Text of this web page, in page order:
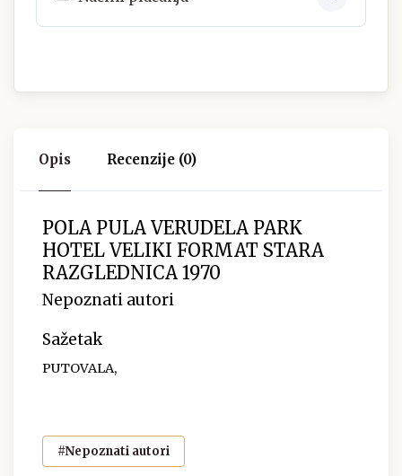
Opis Recenzije (0)
POLA PULA VERUDELA PARK
HOTEL VELIKI FORMAT STARA
RAZGLEDNICA 1970
Nepoznati autori
Sažetak
PUTOVALA,
#Nepoznati autori